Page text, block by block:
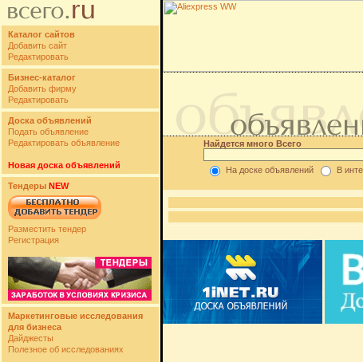
Каталог сайтов
Добавить сайт
Редактировать
Бизнес-каталог
Добавить фирму
Редактировать
Доска объявлений
Подать объявление
Редактировать объявление
Новая доска объявлений
Тендеры NEW
Разместить тендер
Регистрация
Маркетинговые исследования
для бизнеса
Дайджесты
Полезное об исследованиях
Найдется много Всего
На доске объявлений В